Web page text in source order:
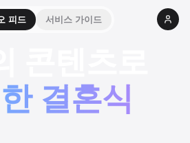
피드 서비스 가이드
콘텐츠로
결혼식